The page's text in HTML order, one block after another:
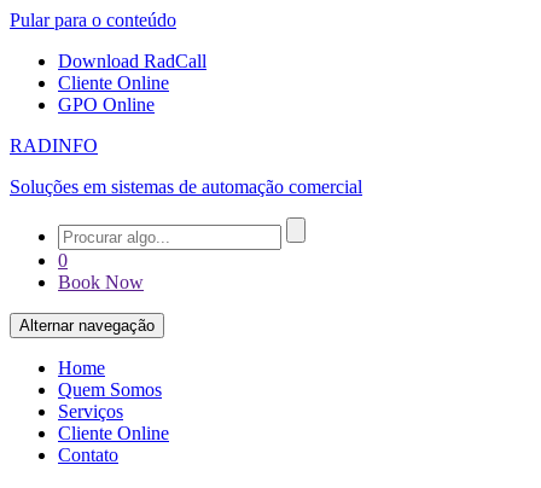
Pular para o conteúdo
Download RadCall
Cliente Online
GPO Online
RADINFO
Soluções em sistemas de automação comercial
0
Book Now
Alternar navegação
Home
Quem Somos
Serviços
Cliente Online
Contato